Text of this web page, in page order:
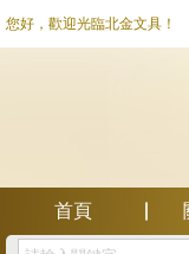
您好，歡迎光臨北金文具！
首頁